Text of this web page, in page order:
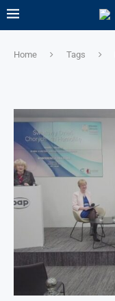
Home Tags